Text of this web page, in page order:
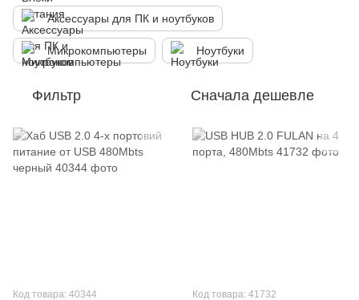
Аксессуары для ПК и ноутбуков
Микрокомпьютеры Ноутбуки
Фильтр Сначала дешевле
Код товара: 40344 Код товара: 41732